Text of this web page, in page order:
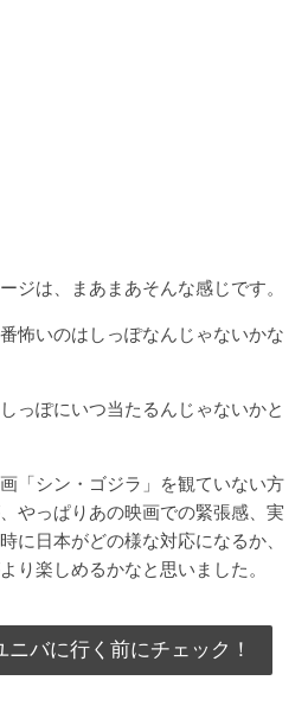
ジは、まあまあそんな感じです。
怖いのはしっぽなんじゃないかな
っぽにいつ当たるんじゃないかと
「シン・ゴジラ」を観ていない方
やっぱりあの映画での緊張感、実
に日本がどの様な対応になるか、
り楽しめるかなと思いました。
バに行く前にチェック！